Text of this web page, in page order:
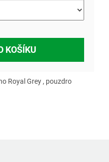
KOŠÍKU
Royal Grey , pouzdro